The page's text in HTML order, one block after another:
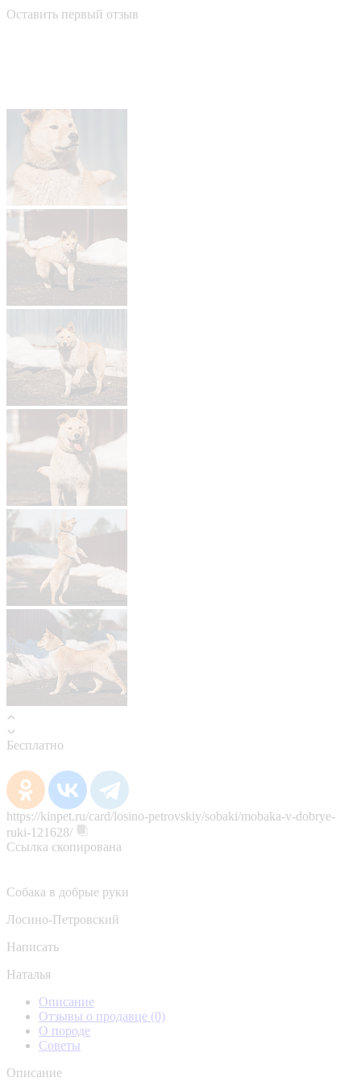
Оставить первый отзыв
Бесплатно
https://kinpet.ru/card/losino-petrovskiy/sobaki/mobaka-v-dobrye-
ruki-121628/
Ссылка скопирована
Собака в добрые руки
Лосино-Петровский
Написать
Наталья
Описание
Отзывы о продавце (0)
О породе
Советы
Описание